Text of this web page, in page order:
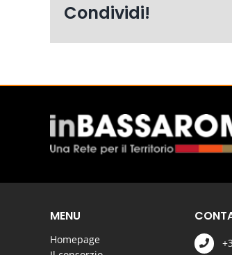
Condividi!
MENU
Homepage